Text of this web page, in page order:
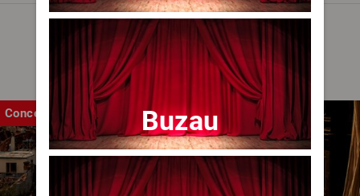
Noutăți
Concert Buzau